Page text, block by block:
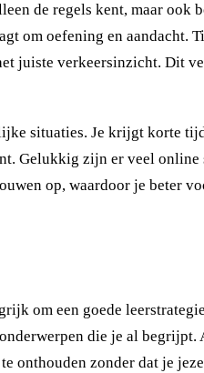
de regels kent, maar
om oefening en aandacht.
verkeersinzicht. Dit
situaties. Je krijgt korte
Gelukkig zijn er veel
op, waardoor je beter
om een goede
die je al
onthouden zonder dat je